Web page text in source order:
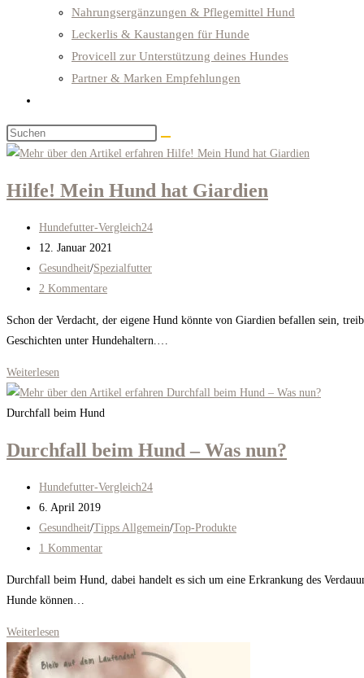
Nahrungsergänzungen & Pflegemittel Hund
Leckerlis & Kaustangen für Hunde
Provicell zur Unterstützung deines Hundes
Partner & Marken Empfehlungen
umschalten
Diese
Website
Hilfe! Mein Hund hat Giardien
Beitrags-
Autor:
Hundefutter-Vergleich24
Beitrag
veröffentlicht:
12. Januar 2021
Beitrags-
Kategorie:
Gesundheit/Spezialfutter
Beitrags-
2 Kommentare
Schon der Verdacht, der eigene Hund könnte von Giardien befallen sein,
Geschichten unter Hundehaltern.…
Weiterlesen
Mein
Hund
Giardien
Durchfall beim Hund
Durchfall beim Hund – Was nun?
Beitrags-
Autor:
Hundefutter-Vergleich24
Beitrag
veröffentlicht:
6. April 2019
Beitrags-
Kategorie:
Gesundheit/Tipps Allgemein/Top-Produkte
Beitrags-
1 Kommentar
Durchfall beim Hund, dabei handelt es sich um eine Erkrankung des
Hunde können…
Weiterlesen
beim
Hund